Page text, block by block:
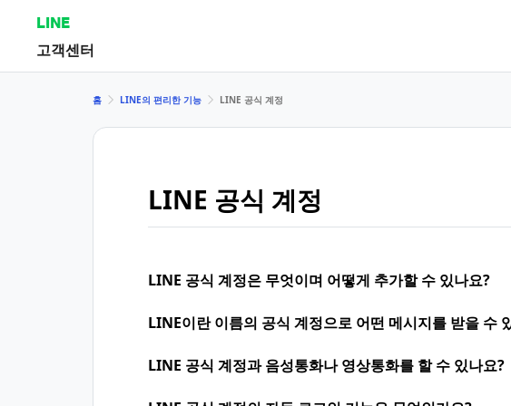
LINE
고객센터
홈 LINE의 편리한 기능 LINE 공식 계정
LINE 공식 계정
LINE 공식 계정은 무엇이며 어떻게 추가할 수 있나요?
LINE이란 이름의 공식 계정으로 어떤 메시지를 받을 수
LINE 공식 계정과 음성통화나 영상통화를 할 수 있나요?